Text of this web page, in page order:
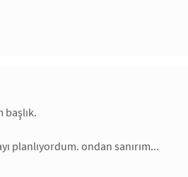
başlık.
planlıyordum. ondan sanırım...